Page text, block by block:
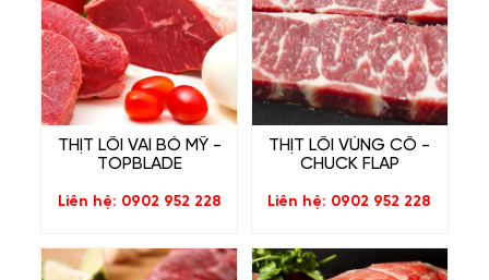
THỊT LÕI VAI BÒ MỸ -
TOPBLADE
Liên hệ: 0902 952 228
THỊT LÕI VÙNG CỔ -
CHUCK FLAP
Liên hệ: 0902 952 228